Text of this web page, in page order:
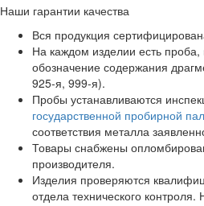
Наши гарантии качества
Вся продукция
На каждом изделии есть
обозначение содержания
925-я, 999-я).
Пробы устанавливаются
государственной пробирной
соответствия металла
Товары снабжены
производителя.
Изделия проверяются
отдела технического